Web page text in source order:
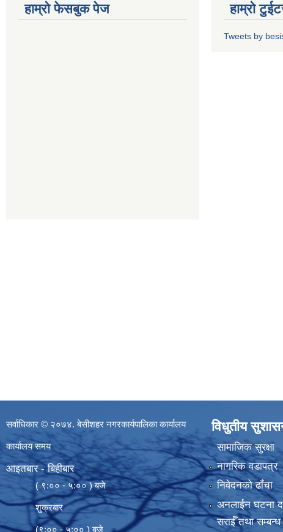
हाम्रो फेसबुक पेज हाम्रो
Tweets by
सर्वाधिकार © २०७४. बेसीशहर नगरकार्यपालिका कार्यालय
कार्यालय समय
आइतबार - बिहीबार
( ९:०० - ५:०० ) बजे
शुक्रबार
(९:०० - ५:०० ) बजे
विधुतीय
सामाजिक सुरक्षा
नागरिक वडापत्र
निवेदनको ढाँचा
अनलाईन घटना
सराईँ तथा